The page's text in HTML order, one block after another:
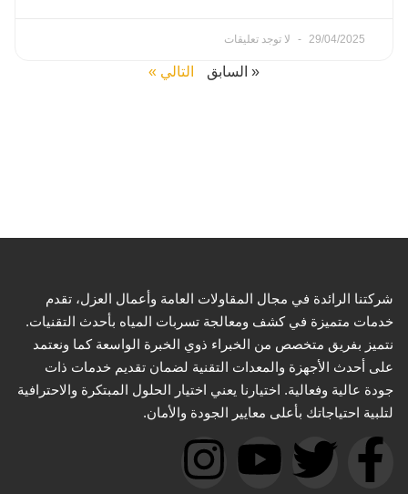
29/04/2025 لا توجد تعليقات
« السابق التالي »
شركتنا الرائدة في مجال المقاولات العامة وأعمال العزل، تقدم
خدمات متميزة في كشف ومعالجة تسربات المياه بأحدث التقنيات.
نتميز بفريق متخصص من الخبراء ذوي الخبرة الواسعة كما ونعتمد
على أحدث الأجهزة والمعدات التقنية لضمان تقديم خدمات ذات
جودة عالية وفعالية. اختيارنا يعني اختيار الحلول المبتكرة والاحترافية
لتلبية احتياجاتك بأعلى معايير الجودة والأمان.